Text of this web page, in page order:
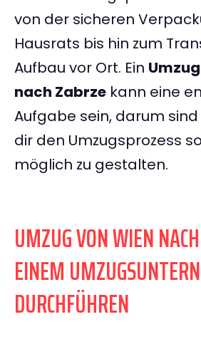
von der sicheren
Hausrats bis hin zum
Aufbau vor Ort. Ein
nach Zabrze kann eine
Aufgabe sein, darum
dir den Umzugsprozess
möglich zu gestalten.
UMZUG VON WIEN
EINEM
DURCHFÜHREN